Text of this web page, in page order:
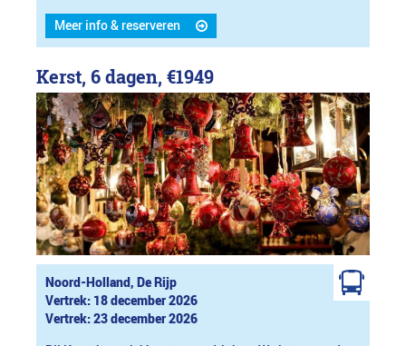
Meer info & reserveren
Kerst, 6 dagen, €1949
Noord-Holland, De Rijp
Vertrek: 18 december 2026
Vertrek: 23 december 2026